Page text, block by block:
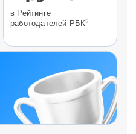
в Рейтинге
работодателей РБК5